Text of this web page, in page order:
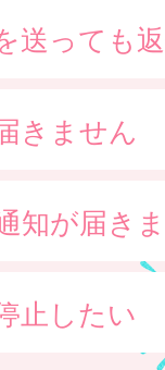
送っても
きません
知が届き
止したい